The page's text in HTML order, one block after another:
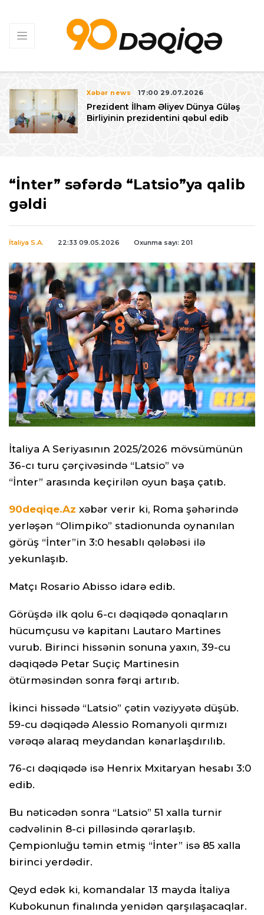
Xəbər news 17:00 29.07.2026
Prezident İlham Əliyev Dünya Güləş
Birliyinin prezidentini qəbul edib
“İnter” səfərdə “Latsio”ya qalib
gəldi
İtaliya S.A. 22:33 09.05.2026 Oxunma sayı: 201
İtaliya A Seriyasının 2025/2026 mövsümünün
36-cı turu çərçivəsində “Latsio” və
“İnter” arasında keçirilən oyun başa çatıb.
90deqiqe.Az xəbər verir ki, Roma şəhərində
yerləşən “Olimpiko” stadionunda oynanılan
görüş “İnter”in 3:0 hesablı qələbəsi ilə
yekunlaşıb.
Matçı Rosario Abisso idarə edib.
Görüşdə ilk qolu 6-cı dəqiqədə qonaqların
hücumçusu və kapitanı Lautaro Martines
vurub. Birinci hissənin sonuna yaxın, 39-cu
dəqiqədə Petar Suçiç Martinesin
ötürməsindən sonra fərqi artırıb.
İkinci hissədə “Latsio” çətin vəziyyətə düşüb.
59-cu dəqiqədə Alessio Romanyoli qırmızı
vərəqə alaraq meydandan kənarlaşdırılıb.
76-cı dəqiqədə isə Henrix Mxitaryan hesabı 3:0
edib.
Bu nəticədən sonra “Latsio” 51 xalla turnir
cədvəlinin 8-ci pilləsində qərarlaşıb.
Çempionluğu təmin etmiş “İnter” isə 85 xalla
birinci yerdədir.
Qeyd edək ki, komandalar 13 mayda İtaliya
Kubokunun finalında yenidən qarşılaşacaqlar.